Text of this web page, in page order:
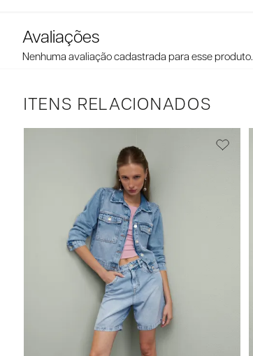
Nenhuma avaliação cadastrada para esse produto.
ITENS RELACIONADOS